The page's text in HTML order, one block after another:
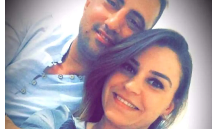
Mersin
İstanbul
İzmir
Kars
Kastamonu
Kayseri